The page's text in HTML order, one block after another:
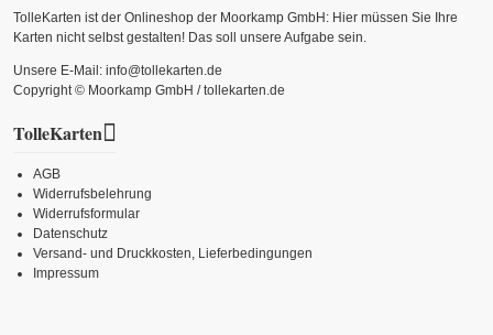
TolleKarten ist der Onlineshop der Moorkamp GmbH: Hier müssen Sie Ihre
Karten nicht selbst gestalten! Das soll unsere Aufgabe sein.
Unsere E-Mail: info@tollekarten.de
Copyright © Moorkamp GmbH / tollekarten.de
TolleKarten
AGB
Widerrufsbelehrung
Widerrufsformular
Datenschutz
Versand- und Druckkosten, Lieferbedingungen
Impressum